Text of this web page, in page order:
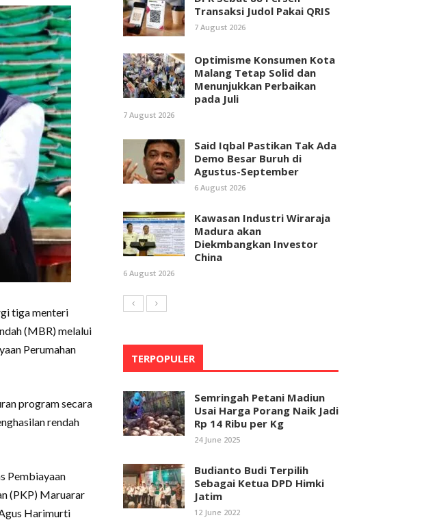
tiga menteri
(MBR) melalui
Perumahan
program secara
rendah
Pembiayaan
(PKP) Maruarar
Harimurti
Transaksi Judol Pakai QRIS
7 August 2026
Optimisme Konsumen Kota
Malang Tetap Solid dan
Menunjukkan Perbaikan
pada Juli
7 August 2026
Said Iqbal Pastikan Tak Ada
Demo Besar Buruh di
Agustus-September
6 August 2026
Kawasan Industri Wiraraja
Madura akan
Diekmbangkan Investor
China
6 August 2026
TERPOPULER
Semringah Petani Madiun
Usai Harga Porang Naik Jadi
Rp 14 Ribu per Kg
24 June 2025
Budianto Budi Terpilih
Sebagai Ketua DPD Himki
Jatim
12 June 2022